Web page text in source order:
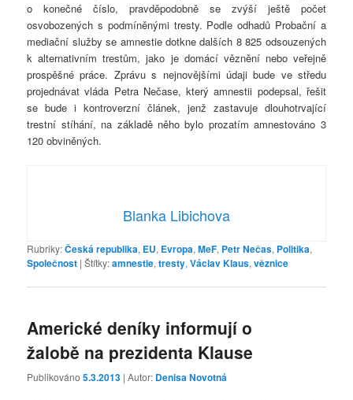
o konečné číslo, pravděpodobně se zvýší ještě počet
osvobozených s podmíněnými tresty. Podle odhadů Probační a
mediační služby se amnestie dotkne dalších 8 825 odsouzených
k alternativním trestům, jako je domácí věznění nebo veřejně
prospěšné práce. Zprávu s nejnovějšími údaji bude ve středu
projednávat vláda Petra Nečase, který amnestii podepsal, řešit
se bude i kontroverzní článek, jenž zastavuje dlouhotrvající
trestní stíhání, na základě něho bylo prozatím amnestováno 3
120 obviněných.
Blanka Libichova
Rubriky:Česká republika, EU, Evropa,MeF, Petr Nečas, Politika,
Společnost |Štítky:amnestie,tresty,Václav Klaus,věznice
Americké deníky informují o
žalobě na prezidenta Klause
Publikováno5.3.2013 | Autor: Denisa Novotná